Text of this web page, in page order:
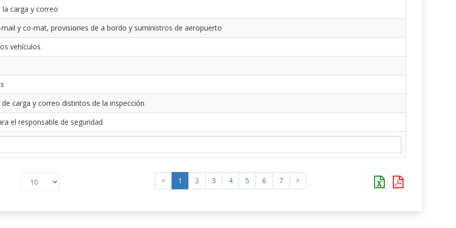
carga y correo
y co-mat, provisiones de a bordo y suministros de aeropuerto
vehículos
carga y correo distintos de la inspección
el responsable de seguridad
< 1 2 3 4 5 6 7 >